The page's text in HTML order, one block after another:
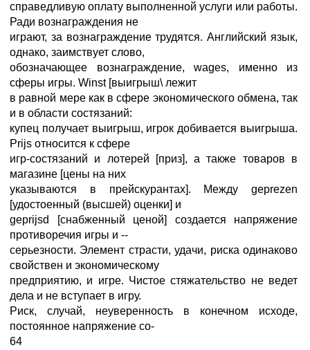
справедливую оплату выполненной услуги или работы.
Ради вознаграждения не
играют, за вознаграждение трудятся. Английский язык,
однако, заимствует слово,
обозначающее вознаграждение, wages, именно из
сферы игры. Winst [выигрыш\ лежит
в равной мере как в сфере экономического обмена, так
и в области состязаний:
купец получает выигрыш, игрок добивается выигрыша.
Prijs относится к сфере
игр-состязаний и лотерей [приз], а также товаров в
магазине [цены на них
указываются в прейскурантах]. Между geprezen
[удостоенный (высшей) оценки] и
geprijsd [снабженный ценой] создается напряжение
противоречия игры и --
серьезности. Элемент страсти, удачи, риска одинаково
свойствен и экономическому
предприятию, и игре. Чистое стяжательство не ведет
дела и не вступает в игру.
Риск, случай, неуверенность в конечном исходе,
постоянное напряжение со-
64